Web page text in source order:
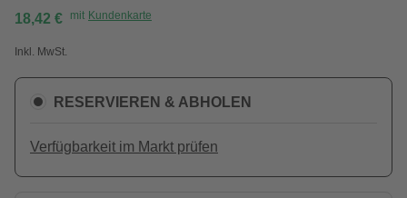
18,42 € mit Kundenkarte
Inkl. MwSt.
RESERVIEREN & ABHOLEN
Verfügbarkeit im Markt prüfen